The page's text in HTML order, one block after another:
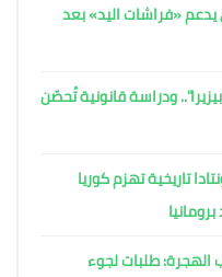
«فراشات اليد» بعد
ودراسة قانونية تُحصّن
تاريخية تهزم كوريا
الهجرة: طلبات لجوء